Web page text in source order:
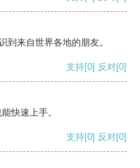
到来自世界各地的朋友。
支持[0] 反对[0]
快速上手。
支持[0] 反对[0]